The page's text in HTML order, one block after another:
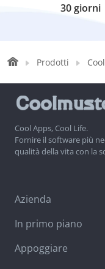
30 giorni
Prodotti
Cool Apps, Cool Life.
Fornire il software più
qualità della vita con la
Azienda
In primo piano
Appoggiare